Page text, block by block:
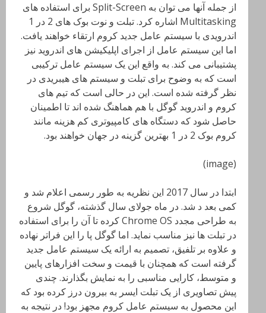
از جمله آنها می توان به Split-Screen برای استفاده های
Multitasking اشاره کرد. تبلت و نوت بوک های 2 در 1
اندرویدی با سیستم عامل جدید کروم ارتقاء خواهند یافت.
اما این سیستم عامل از اجرای اپلیکیشن های اندروید نیز
پشتیبانی می کند. به واقع این یک سیستم عامل ترکیبی
است که به وضوح برای تبلت و سیستم های هیبریدی در
نظر گرفته شده است. این در حالی است که تیم های
کروم و اندروید گوگل با هم هماهنگ شده اند تا اطمینان
حاصل شود که دستگاه های کامپیوتری کم هزینه مانند
کروم بوک 2 در 1 بهترین گزینه در جهان خواهند بود.
(image)
ابتدا در سال 2017 این نظریه به طور رسمی اعلام شد و
کمی بعد د شد. در ماه جولای سال گذشته، گوگل شروع
به طراحی مجدد Chrome OS کرده تا آن را برای استفاده
در تبلت ها نیز مناسب نماید. اما گوگل پا را این فراتر نهاده
و علاوه بر تلفیق، تصمیم به ارائه یک سیستم عامل جدید
گرفته است که همچنان با قیمت و سخت افزارهای پایین
و متوسط، کارایی مناسبی را به نمایش بگذارند. چندی
پیش تصاویری از یک تبلت ایسر به بیرون درز کرده بود که
این محصول به سیستم عامل کروم مجهز بود! در نتیجه به